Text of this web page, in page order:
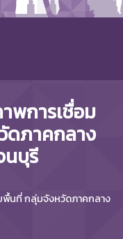
พการเชื่อม
ดภาคกลาง
นบุรี
นที่ กลุ่มจังหวัดภาคกลาง